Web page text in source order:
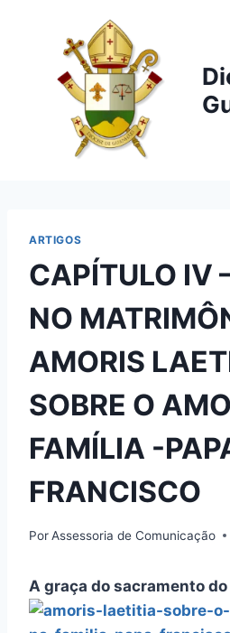
Conteúdo
ARTIGOS
CAPÍTULO IV
NO
AMORIS
SOBRE O
FAMÍLIA -
FRANCISCO
PorAssessoria de Comunicação
A graça do sacramento